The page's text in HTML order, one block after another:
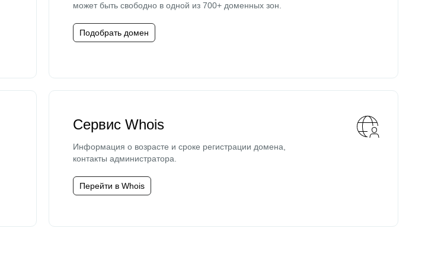
может быть свободно в одной из 700+ доменных зон.
Подобрать домен
Сервис Whois
Информация о возрасте и сроке регистрации домена,
контакты администратора.
Перейти в Whois